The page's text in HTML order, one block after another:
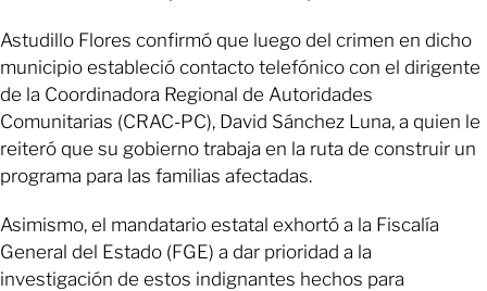
Astudillo Flores confirmó que luego del crimen en dicho
municipio estableció contacto telefónico con el dirigente
de la Coordinadora Regional de Autoridades
Comunitarias (CRAC-PC), David Sánchez Luna, a quien le
reiteró que su gobierno trabaja en la ruta de construir un
programa para las familias afectadas.
Asimismo, el mandatario estatal exhortó a la Fiscalía
General del Estado (FGE) a dar prioridad a la
investigación de estos indignantes hechos para